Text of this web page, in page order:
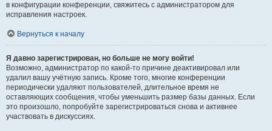
в конфигурации конференции, свяжитесь с администратором для
исправления настроек.
Вернуться к началу
Я давно зарегистрирован, но больше не могу войти!
Возможно, администратор по какой-то причине деактивировал или
удалил вашу учётную запись. Кроме того, многие конференции
периодически удаляют пользователей, длительное время не
оставляющих сообщения, чтобы уменьшить размер базы данных. Если
это произошло, попробуйте зарегистрироваться снова и активнее
участвовать в дискуссиях.